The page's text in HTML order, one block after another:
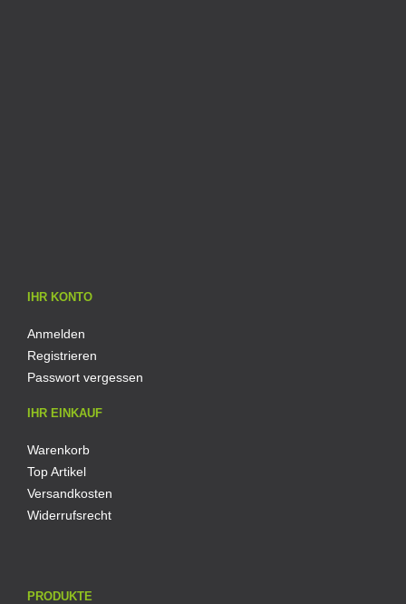
IHR KONTO
Anmelden
Registrieren
Passwort vergessen
IHR EINKAUF
Warenkorb
Top Artikel
Versandkosten
Widerrufsrecht
PRODUKTE